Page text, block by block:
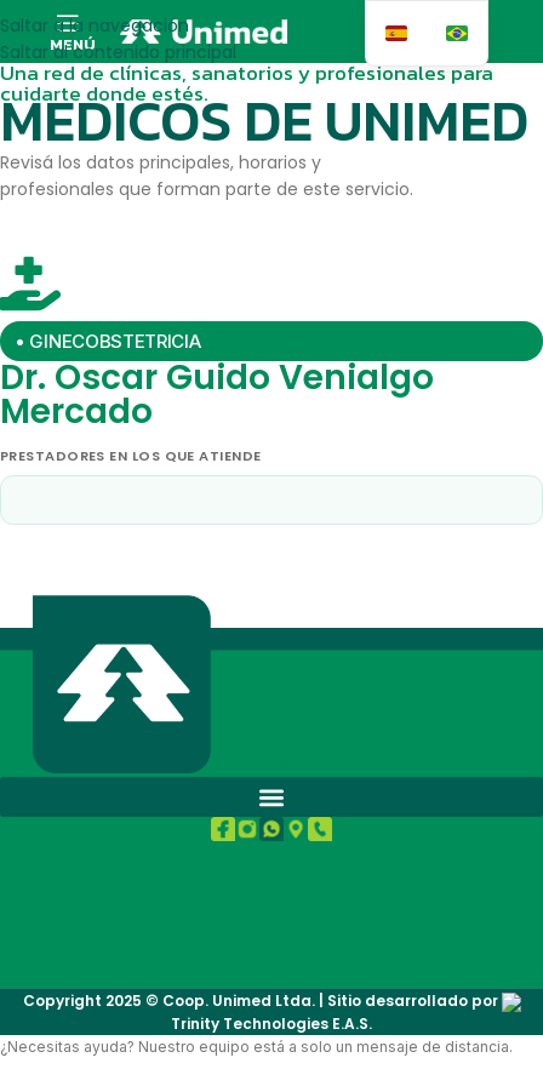
Saltar a la navegación
Saltar al contenido principal
MENÚ
Una red de clínicas, sanatorios y profesionales para
cuidarte donde estés.
MEDICOS DE UNIMED
Revisá los datos principales, horarios y
profesionales que forman parte de este servicio.
• GINECOBSTETRICIA
Dr. Oscar Guido Venialgo
Mercado
PRESTADORES EN LOS QUE ATIENDE
Copyright 2025 © Coop. Unimed Ltda. | Sitio desarrollado por
Trinity Technologies E.A.S.
¿Necesitas ayuda? Nuestro equipo está a solo un mensaje de distancia.